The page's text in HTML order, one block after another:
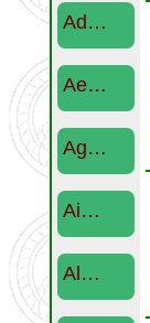
Ad…
Ae…
Ag…
Ai…
Al…